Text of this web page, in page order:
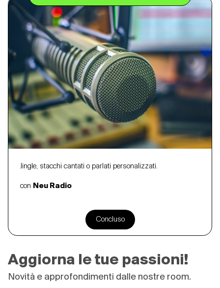
Jingle, stacchi cantati o parlati personalizzati.
con Neu Radio
Concluso
Aggiorna le tue passioni!
Novità e approfondimenti dalle nostre room.